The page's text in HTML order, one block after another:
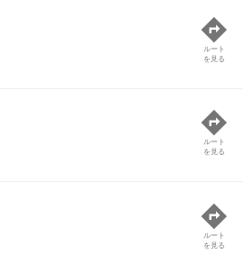
ルート
を見る
ルート
を見る
ルート
を見る